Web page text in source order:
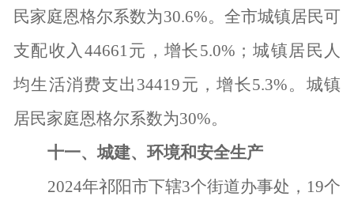
民家庭恩格尔系数为30.6%。全市城镇居民可
支配收入 44661元，增长 5.0% ；城镇居民人
均生活消费支出 34419元，增长5.3%。城镇
居民家庭恩格尔系数为30%。
十一、城建、环境和安全生产
2024年祁阳市下辖3个街道办事处， 19个